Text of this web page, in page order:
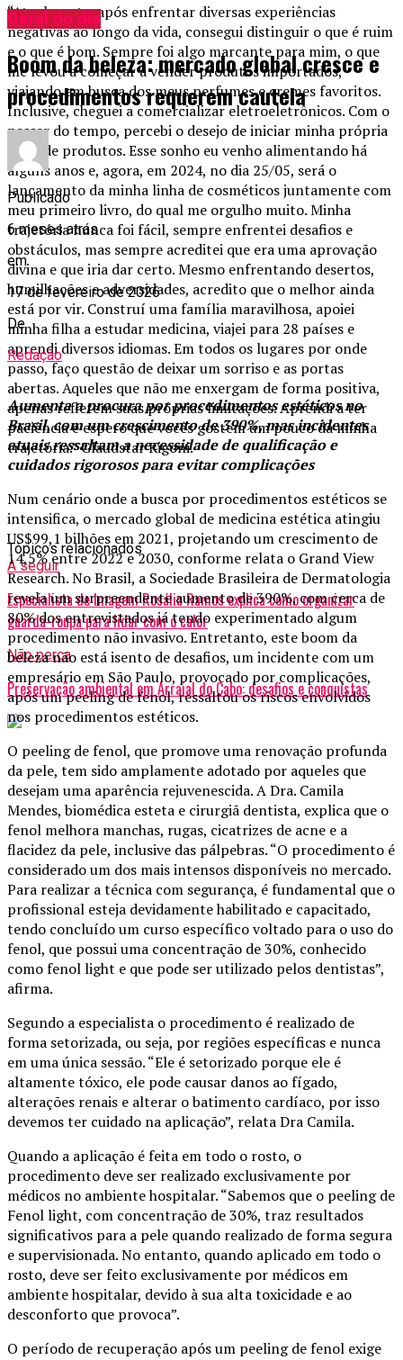
“Atualmente, após enfrentar diversas experiências
negativas ao longo da vida, consegui distinguir o que é ruim
e o que é bom. Sempre foi algo marcante para mim, o que
me levou a começar a vender produtos importados,
viajando em busca dos meus perfumes e cremes favoritos.
Inclusive, cheguei a comercializar eletroeletrônicos. Com o
passar do tempo, percebi o desejo de iniciar minha própria
linha de produtos. Esse sonho eu venho alimentando há
alguns anos e, agora, em 2024, no dia 25/05, será o
lançamento da minha linha de cosméticos juntamente com
meu primeiro livro, do qual me orgulho muito. Minha
trajetória nunca foi fácil, sempre enfrentei desafios e
obstáculos, mas sempre acreditei que era uma aprovação
divina e que iria dar certo. Mesmo enfrentando desertos,
humilhações e adversidades, acredito que o melhor ainda
está por vir. Construí uma família maravilhosa, apoiei
minha filha a estudar medicina, viajei para 28 países e
aprendi diversos idiomas. Em todos os lugares por onde
passo, faço questão de deixar um sorriso e as portas
abertas. Aqueles que não me enxergam de forma positiva,
apenas refletem suas próprias limitações. Aprendi a ter
paciência e espero que vocês gostem um pouco da minha
trajetória.” Glaudstar Rigoni.
Tópicos relacionados
A seguir
Especialista de Imagem Rosália Ramos explica como organizar
guarda-roupa para lidar com o calor
Não perca
Preservação ambiental em Arraial do Cabo: desafios e conquistas
Geral do dia
Boom da beleza: mercado global cresce e
procedimentos requerem cautela
Publicado
6 meses atrás
em
17 de fevereiro de 2026
De
Redação
Aumenta a procura por procedimentos estéticos no
Brasil, com um crescimento de 390%, mas incidentes
atuais ressaltam a necessidade de qualificação e
cuidados rigorosos para evitar complicações
Num cenário onde a busca por procedimentos estéticos se
intensifica, o mercado global de medicina estética atingiu
US$99,1 bilhões em 2021, projetando um crescimento de
14,5% entre 2022 e 2030, conforme relata o Grand View
Research. No Brasil, a Sociedade Brasileira de Dermatologia
revela um surpreendente aumento de 390%, com cerca de
80% dos entrevistados já tendo experimentado algum
procedimento não invasivo. Entretanto, este boom da
beleza não está isento de desafios, um incidente com um
empresário em São Paulo, provocado por complicações,
após um peeling de fenol, ressaltou os riscos envolvidos
nos procedimentos estéticos.
O peeling de fenol, que promove uma renovação profunda
da pele, tem sido amplamente adotado por aqueles que
desejam uma aparência rejuvenescida. A Dra. Camila
Mendes, biomédica esteta e cirurgiã dentista, explica que o
fenol melhora manchas, rugas, cicatrizes de acne e a
flacidez da pele, inclusive das pálpebras. “O procedimento é
considerado um dos mais intensos disponíveis no mercado.
Para realizar a técnica com segurança, é fundamental que o
profissional esteja devidamente habilitado e capacitado,
tendo concluído um curso específico voltado para o uso do
fenol, que possui uma concentração de 30%, conhecido
como fenol light e que pode ser utilizado pelos dentistas”,
afirma.
Segundo a especialista o procedimento é realizado de
forma setorizada, ou seja, por regiões específicas e nunca
em uma única sessão. “Ele é setorizado porque ele é
altamente tóxico, ele pode causar danos ao fígado,
alterações renais e alterar o batimento cardíaco, por isso
devemos ter cuidado na aplicação”, relata Dra Camila.
Quando a aplicação é feita em todo o rosto, o
procedimento deve ser realizado exclusivamente por
médicos no ambiente hospitalar. “Sabemos que o peeling de
Fenol light, com concentração de 30%, traz resultados
significativos para a pele quando realizado de forma segura
e supervisionada. No entanto, quando aplicado em todo o
rosto, deve ser feito exclusivamente por médicos em
ambiente hospitalar, devido à sua alta toxicidade e ao
desconforto que provoca”.
O período de recuperação após um peeling de fenol exige